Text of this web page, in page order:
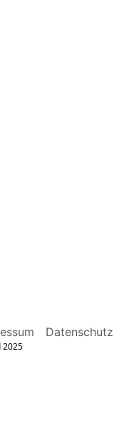
Datenschutz
2025